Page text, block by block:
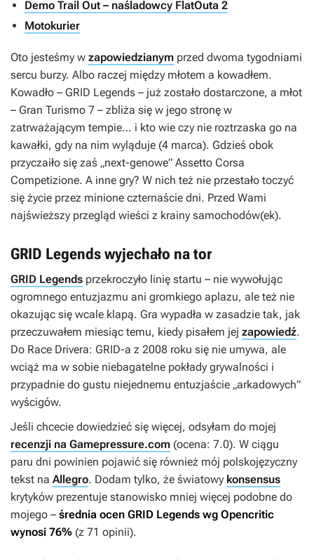
Demo Trail Out – naśladowcy FlatOuta 2
Motokurier
Oto jesteśmy w zapowiedzianym przed dwoma tygodniami
sercu burzy. Albo raczej między młotem a kowadłem.
Kowadło – GRID Legends – już zostało dostarczone, a młot
– Gran Turismo 7 – zbliża się w jego stronę w
zatrważającym tempie… i kto wie czy nie roztrzaska go na
kawałki, gdy na nim wyląduje (4 marca). Gdzieś obok
przyczaiło się zaś „next-genowe” Assetto Corsa
Competizione. A inne gry? W nich też nie przestało toczyć
się życie przez minione czternaście dni. Przed Wami
najświeższy przegląd wieści z krainy samochodów(ek).
GRID Legends wyjechało na tor
GRID Legends przekroczyło linię startu – nie wywołując
ogromnego entuzjazmu ani gromkiego aplazu, ale też nie
okazując się wcale klapą. Gra wypadła w zasadzie tak, jak
przeczuwałem miesiąc temu, kiedy pisałem jej zapowiedź.
Do Race Drivera: GRID-a z 2008 roku się nie umywa, ale
wciąż ma w sobie niebagatelne pokłady grywalności i
przypadnie do gustu niejednemu entuzjaście „arkadowych”
wyścigów.
Jeśli chcecie dowiedzieć się więcej, odsyłam do mojej
recenzji na Gamepressure.com (ocena: 7.0). W ciągu
paru dni powinien pojawić się również mój polskojęzyczny
tekst na Allegro. Dodam tylko, że światowy konsensus
krytyków prezentuje stanowisko mniej więcej podobne do
mojego – średnia ocen GRID Legends wg Opencritic
wynosi 76% (z 71 opinii).